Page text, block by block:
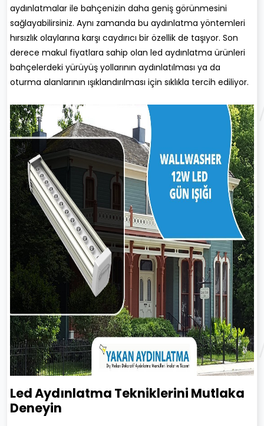
aydınlatmalar ile bahçenizin daha geniş görünmesini
sağlayabilirsiniz. Aynı zamanda bu aydınlatma yöntemleri
hırsızlık olaylarına karşı caydırıcı bir özellik de taşıyor. Son
derece makul fiyatlara sahip olan led aydınlatma ürünleri
bahçelerdeki yürüyüş yollarının aydınlatılması ya da
oturma alanlarının ışıklandırılması için sıklıkla tercih ediliyor.
Led Aydınlatma Tekniklerini Mutlaka
Deneyin